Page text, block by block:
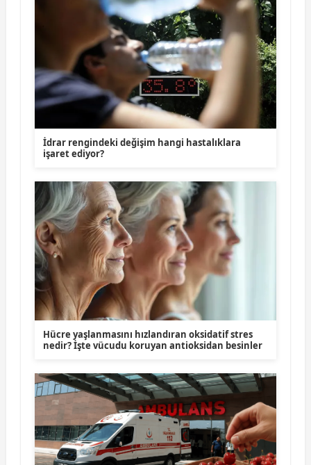
İdrar rengindeki değişim hangi hastalıklara
işaret ediyor?
Hücre yaşlanmasını hızlandıran oksidatif stres
nedir? İşte vücudu koruyan antioksidan besinler